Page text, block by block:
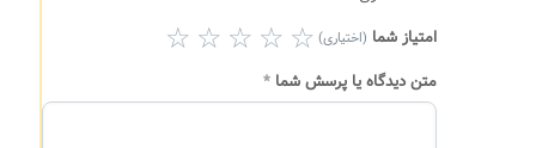
امتیاز شما (اختیاری)
متن دیدگاه یا پرسش شما *